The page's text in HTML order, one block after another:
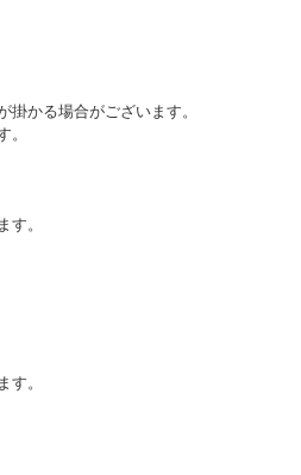
かる場合がございます。
す。
す。